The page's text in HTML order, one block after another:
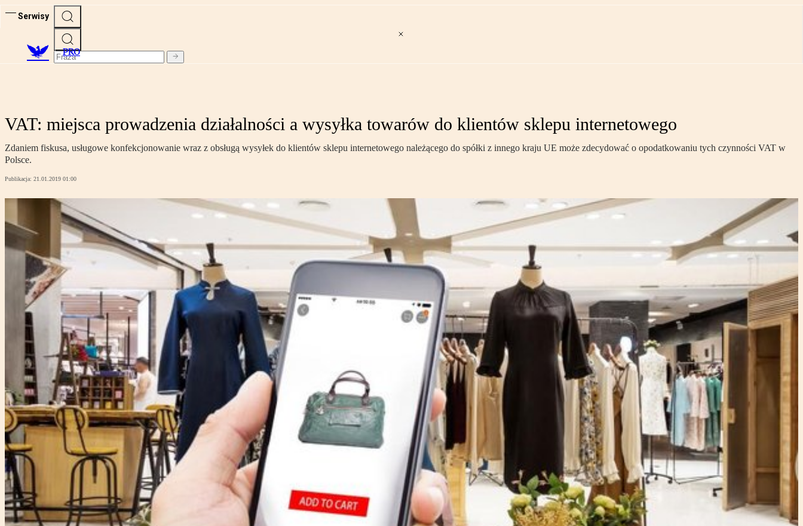
Serwisy
PRO
VAT: miejsca prowadzenia działalności a wysyłka towarów do klientów sklepu internetowego
Zdaniem fiskusa, usługowe konfekcjonowanie wraz z obsługą wysyłek do klientów sklepu internetowego należącego do spółki z innego kraju UE może zdecydować o opodatkowaniu tych czynności VAT w
Polsce.
Publikacja: 21.01.2019 01:00